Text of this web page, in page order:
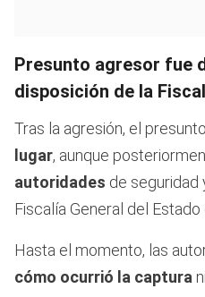
Presunto agresor fue
disposición de la
Tras la agresión, el
lugar, aunque
autoridades de seguridad
Fiscalía General del Estado
Hasta el momento, las
cómo ocurrió la captura